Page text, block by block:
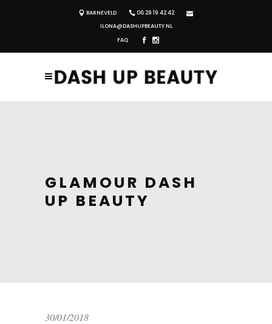
BARNEVELD
06 29 19 42 42
ILONA@DASHUPBEAUTY.NL
FAQ
GLAMOUR DASH
UP BEAUTY
30/01/2018